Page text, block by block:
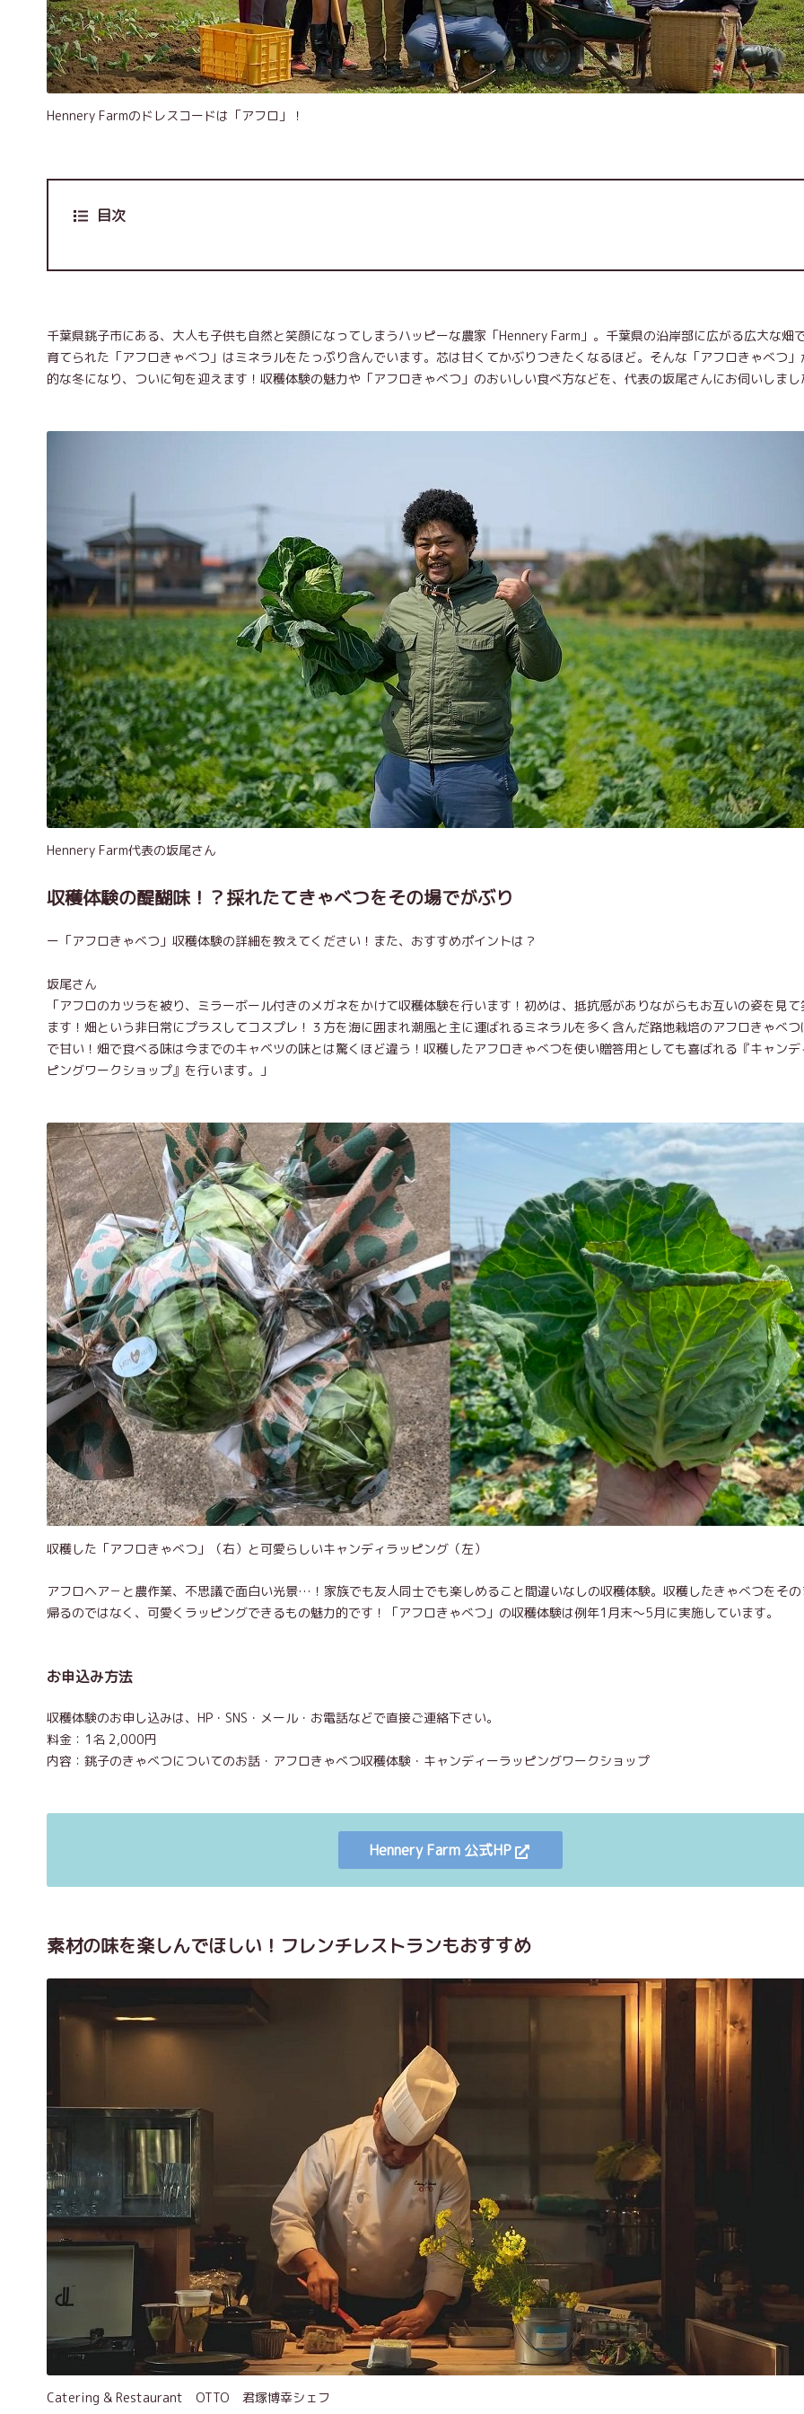
Hennery Farmのドレスコードは「アフロ」！
目次
千葉県銚子市にある、大人も子供も自然と笑顔になってしまうハッピーな農家「Hennery Farm」。千葉県の沿岸部に広がる広大な畑
育てられた「アフロきゃべつ」はミネラルをたっぷり含んでいます。芯は甘くてかぶりつきたくなるほど。そんな「アフロきゃべつ
的な冬になり、ついに旬を迎えます！収穫体験の魅力や「アフロきゃべつ」のおいしい食べ方などを、代表の坂尾さんにお伺いしまし
Hennery Farm代表の坂尾さん
収穫体験の醍醐味！？採れたてきゃべつをその場でがぶり
ー「アフロきゃべつ」収穫体験の詳細を教えてください！また、おすすめポイントは？
坂尾さん
「アフロのカツラを被り、ミラーボール付きのメガネをかけて収穫体験を行います！初めは、抵抗感がありながらもお互いの姿を見
ます！畑という非日常にプラスしてコスプレ！３方を海に囲まれ潮風と主に運ばれるミネラルを多く含んだ路地栽培のアフロきゃべ
で甘い！畑で食べる味は今までのキャベツの味とは驚くほど違う！収穫したアフロきゃべつを使い贈答用としても喜ばれる『キャン
ピングワークショップ』を行います。」
収穫した「アフロきゃべつ」（右）と可愛らしいキャンディラッピング（左）
アフロヘア－と農作業、不思議で面白い光景…！家族でも友人同士でも楽しめること間違いなしの収穫体験。収穫したきゃべつをそ
帰るのではなく、可愛くラッピングできるもの魅力的です！「アフロきゃべつ」の収穫体験は例年1月末～5月に実施しています。
お申込み方法
収穫体験のお申し込みは、HP・SNS・メール・お電話などで直接ご連絡下さい。
料金：1名 2,000円
内容：銚子のきゃべつについてのお話・アフロきゃべつ収穫体験・キャンディーラッピングワークショップ
Hennery Farm 公式HP
素材の味を楽しんでほしい！フレンチレストランもおすすめ
Catering & Restaurant OTTO 君塚博幸シェフ